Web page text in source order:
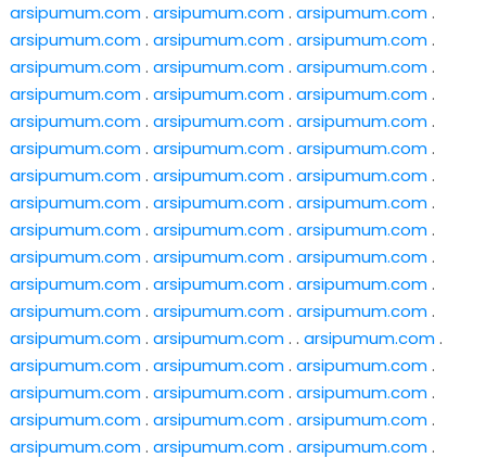
arsipumum.com. arsipumum.com. arsipumum.com.
arsipumum.com. arsipumum.com. arsipumum.com.
arsipumum.com. arsipumum.com. arsipumum.com.
arsipumum.com. arsipumum.com. arsipumum.com.
arsipumum.com. arsipumum.com. arsipumum.com.
arsipumum.com. arsipumum.com. arsipumum.com.
arsipumum.com. arsipumum.com. arsipumum.com.
arsipumum.com. arsipumum.com. arsipumum.com.
arsipumum.com. arsipumum.com. arsipumum.com.
arsipumum.com. arsipumum.com. arsipumum.com.
arsipumum.com. arsipumum.com. arsipumum.com.
arsipumum.com. arsipumum.com. arsipumum.com.
arsipumum.com. arsipumum.com. . arsipumum.com.
arsipumum.com. arsipumum.com. arsipumum.com.
arsipumum.com. arsipumum.com. arsipumum.com.
arsipumum.com. arsipumum.com. arsipumum.com.
arsipumum.com. arsipumum.com. arsipumum.com.